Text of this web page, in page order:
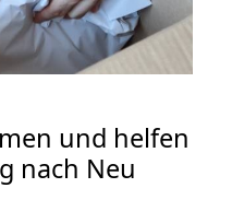
und helfen
nach Neu